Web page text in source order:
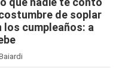
de soplar
los cumpleaños: a